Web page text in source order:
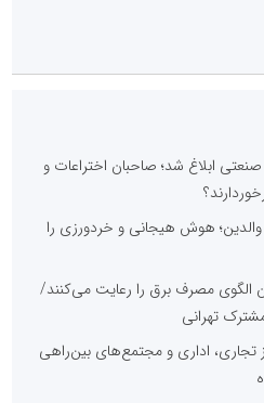
ابلاغ شد؛ صاحبان اختراعات و
هوش هیجانی و خردورزی را
الگوی مصرف برق را رعایت می‌کنند/
مراکز تجاری، اداری و مجتمع‌های بین‌راهی